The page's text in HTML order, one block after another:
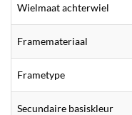
Wielmaat achterwiel
Framemateriaal
Frametype
Secundaire basiskleur